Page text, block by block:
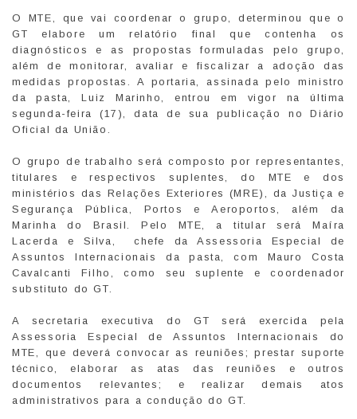
O MTE, que vai coordenar o grupo, determinou que o
GT elabore um relatório final que contenha os
diagnósticos e as propostas formuladas pelo grupo,
além de monitorar, avaliar e fiscalizar a adoção das
medidas propostas. A portaria, assinada pelo ministro
da pasta, Luiz Marinho, entrou em vigor na última
segunda-feira (17), data de sua publicação no Diário
Oficial da União.
O grupo de trabalho será composto por representantes,
titulares e respectivos suplentes, do MTE e dos
ministérios das Relações Exteriores (MRE), da Justiça e
Segurança Pública, Portos e Aeroportos, além da
Marinha do Brasil. Pelo MTE, a titular será Maíra
Lacerda e Silva, chefe da Assessoria Especial de
Assuntos Internacionais da pasta, com Mauro Costa
Cavalcanti Filho, como seu suplente e coordenador
substituto do GT.
A secretaria executiva do GT será exercida pela
Assessoria Especial de Assuntos Internacionais do
MTE, que deverá convocar as reuniões; prestar suporte
técnico, elaborar as atas das reuniões e outros
documentos relevantes; e realizar demais atos
administrativos para a condução do GT.